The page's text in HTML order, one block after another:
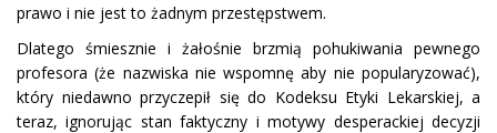
prawo i nie jest to żadnym przestępstwem.
Dlatego śmiesznie i żałośnie brzmią pohukiwania pewnego
profesora (że nazwiska nie wspomnę aby nie popularyzować),
który niedawno przyczepił się do Kodeksu Etyki Lekarskiej, a
teraz, ignorując stan faktyczny i motywy desperackiej decyzji